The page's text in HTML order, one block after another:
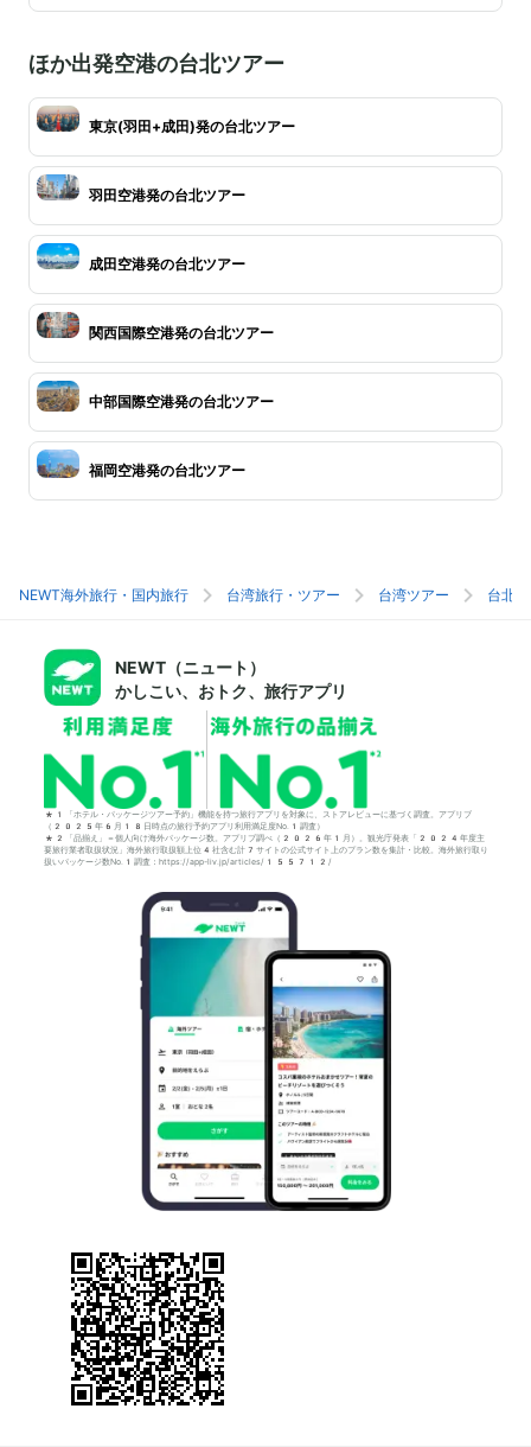
ほか出発空港の台北ツアー
東京(羽田+成田)発の台北ツアー
羽田空港発の台北ツアー
成田空港発の台北ツアー
関西国際空港発の台北ツアー
中部国際空港発の台北ツアー
福岡空港発の台北ツアー
NEWT海外旅行・国内旅行 台湾旅行・ツアー 台湾ツアー 台北
NEWT（ニュート）
かしこい、おトク、旅行アプリ
*1「ホテル・パッケージツアー予約」機能を持つ旅行アプリを対象に、ストアレビューに基づく調査。アプリブ
（2025年6月18日時点の旅行予約アプリ利用満足度No.1調査）
*2「品揃え」＝個人向け海外パッケージ数。アプリブ調べ（2026年1月）。観光庁発表「2024年度主
要旅行業者取扱状況」海外旅行取扱額上位4社含む計7サイトの公式サイト上のプラン数を集計・比較。海外旅行取り
扱いパッケージ数No.1調査：https://app-liv.jp/articles/155712/